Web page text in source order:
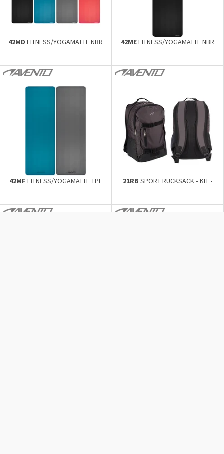
42MD FITNESS/YOGAMATTE NBR 42MEFITNESS/YOGAMATTE NBR
42MF FITNESS/YOGAMATTE TPE 21RB SPORT RUCKSACK • KIT •